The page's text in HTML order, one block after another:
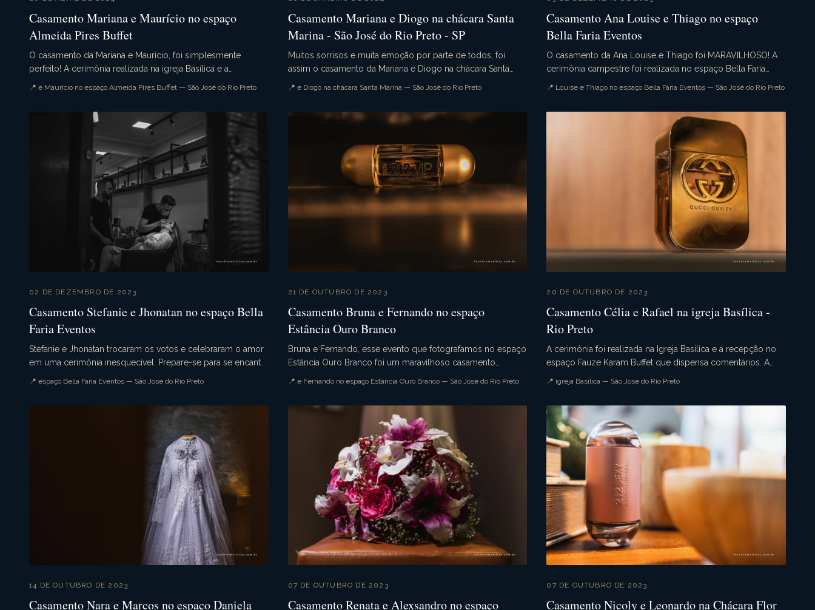
Casamento Mariana e Maurício no espaço
Almeida Pires Buffet
O casamento da Mariana e Maurício, foi simplesmente
perfeito! A cerimônia realizada na igreja Basílica e a
recepção no belíssimo espaço Almeida Pires Buffet....
📍 e Maurício no espaço Almeida Pires Buffet — São José do Rio Preto
Casamento Mariana e Diogo na chácara Santa
Marina - São José do Rio Preto - SP
Muitos sorrisos e muita emoção por parte de todos, foi
assim o casamento da Mariana e Diogo na chácara Santa
Marina. Uma cerimômina campestre simplesmente li...
📍 e Diogo na chácara Santa Marina — São José do Rio Preto
Casamento Ana Louise e Thiago no espaço
Bella Faria Eventos
O casamento da Ana Louise e Thiago foi MARAVILHOSO! A
cerimônia campestre foi realizada no espaço Bella Faria
Eventos com todos seus detalhes exuberantes. A ...
📍 Louise e Thiago no espaço Bella Faria Eventos — São José do Rio Preto
02 DE DEZEMBRO DE 2023
Casamento Stefanie e Jhonatan no espaço Bella
Faria Eventos
Stefanie e Jhonatan trocaram os votos e celebraram o amor
em uma cerimônia inesquecível. Prepare-se para se encantar
📍 espaço Bella Faria Eventos — São José do Rio Preto
21 DE OUTUBRO DE 2023
Casamento Bruna e Fernando no espaço
Estância Ouro Branco
Bruna e Fernando, esse evento que fotografamos no espaço
Estância Ouro Branco foi um maravilhoso casamento
📍 e Fernando no espaço Estância Ouro Branco — São José do Rio Preto
20 DE OUTUBRO DE 2023
Casamento Célia e Rafael na igreja Basílica -
Rio Preto
A cerimônia foi realizada na Igreja Basílica e a recepção no
espaço Fauze Karam Buffet que dispensa comentários. A
📍 igreja Basílica — São José do Rio Preto
14 DE OUTUBRO DE 2023
Casamento Nara e Marcos no espaço Daniela
07 DE OUTUBRO DE 2023
Casamento Renata e Alexsandro no espaço
07 DE OUTUBRO DE 2023
Casamento Nicoly e Leonardo na Chácara Flor